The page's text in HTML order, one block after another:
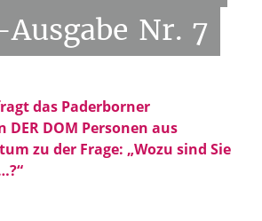
Nr. 7
das Paderborner
DER DOM Personen aus
zu der Frage: „Wozu sind Sie